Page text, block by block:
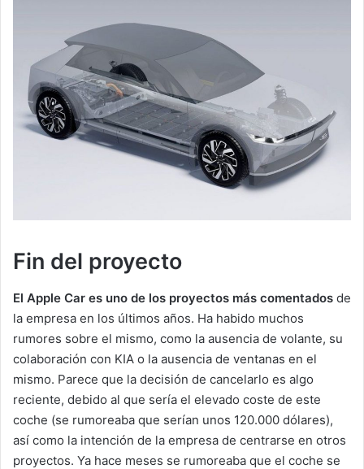
Fin del proyecto
El Apple Car es uno de los proyectos más comentados de
la empresa en los últimos años. Ha habido muchos
rumores sobre el mismo, como la ausencia de volante, su
colaboración con KIA o la ausencia de ventanas en el
mismo. Parece que la decisión de cancelarlo es algo
reciente, debido al que sería el elevado coste de este
coche (se rumoreaba que serían unos 120.000 dólares),
así como la intención de la empresa de centrarse en otros
proyectos. Ya hace meses se rumoreaba que el coche se